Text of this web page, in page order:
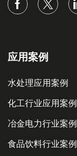
应用案例
水处理应用案例
化工行业应用案例
冶金电力行业案例
食品饮料行业案例